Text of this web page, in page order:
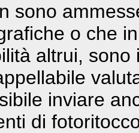
sono
o che
altrui,
inviare
di